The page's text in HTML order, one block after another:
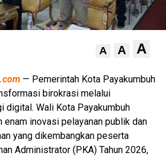
A A A
— Pemerintah Kota Payakumbuh
birokrasi melalui
digital. Wali Kota Payakumbuh
enam inovasi pelayanan publik dan
yang dikembangkan peserta
Administrator (PKA) Tahun 2026,